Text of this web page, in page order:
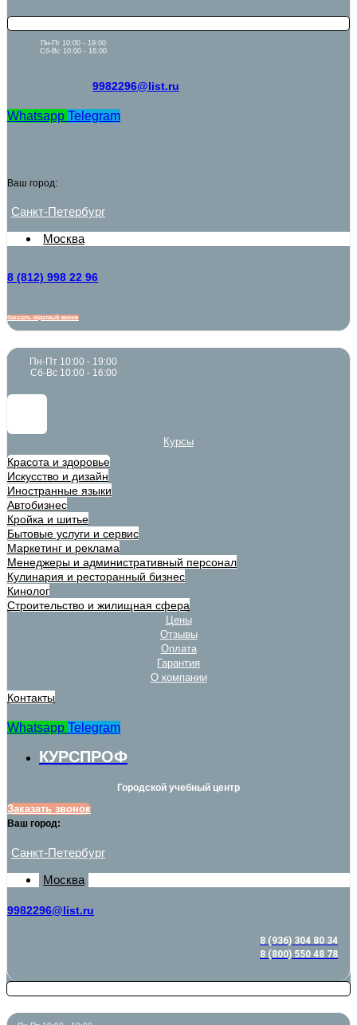
Пн-Пт 10:00 - 19:00
Сб-Вс 10:00 - 16:00
9982296@list.ru
Whatsapp Telegram
Ваш город:
Санкт-Петербург
Москва
8 (812) 998 22 96
Заказать обратный звонок
Пн-Пт 10:00 - 19:00
Сб-Вс 10:00 - 16:00
Курсы
Красота и здоровье
Искусство и дизайн
Иностранные языки
Автобизнес
Кройка и шитье
Бытовые услуги и сервис
Маркетинг и реклама
Менеджеры и административный персонал
Кулинария и ресторанный бизнес
Кинолог
Строительство и жилищная сфера
Цены
Отзывы
Оплата
Гарантия
О компании
Контакты
Whatsapp Telegram
КУРСПРОФ
Городской учебный центр
Заказать звонок
Ваш город:
Санкт-Петербург
Москва
9982296@list.ru
8 (936) 304 80 34
8 (800) 550 48 78